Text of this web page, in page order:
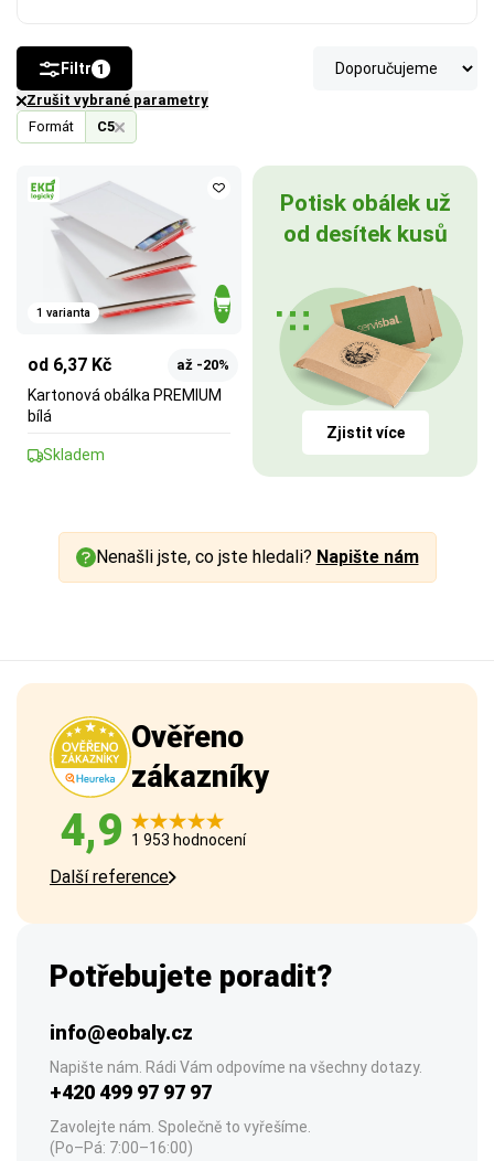
Formát C5
Zrušit vybrané parametry
Filtr 1
1 varianta
od 6,37 Kč až -20%
Kartonová obálka PREMIUM
bílá
Skladem
Potisk obálek už
od desítek kusů
Zjistit více
Nenašli jste, co jste hledali? Napište nám
Ověřeno
zákazníky
4,9 1 953 hodnocení
Další reference
Potřebujete poradit?
info@eobaly.cz
Napište nám. Rádi Vám odpovíme na všechny dotazy.
+420 499 97 97 97
Zavolejte nám. Společně to vyřešíme.
(Po–Pá: 7:00–16:00)
udržitelně spravovaných lesů. Výrobky s tímto
označením podporují šetrné hospodaření
s přírodními zdroji.
Více o ekologických certifikátech